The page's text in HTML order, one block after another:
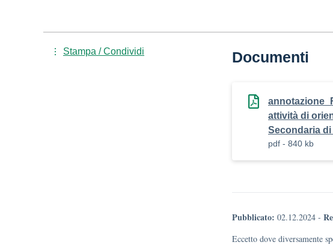
Documenti
attività di
Secondaria di
pdf - 840 kb
Pubblicato: 02.12.2024 -
Eccetto dove diversamente
Stampa / Condividi